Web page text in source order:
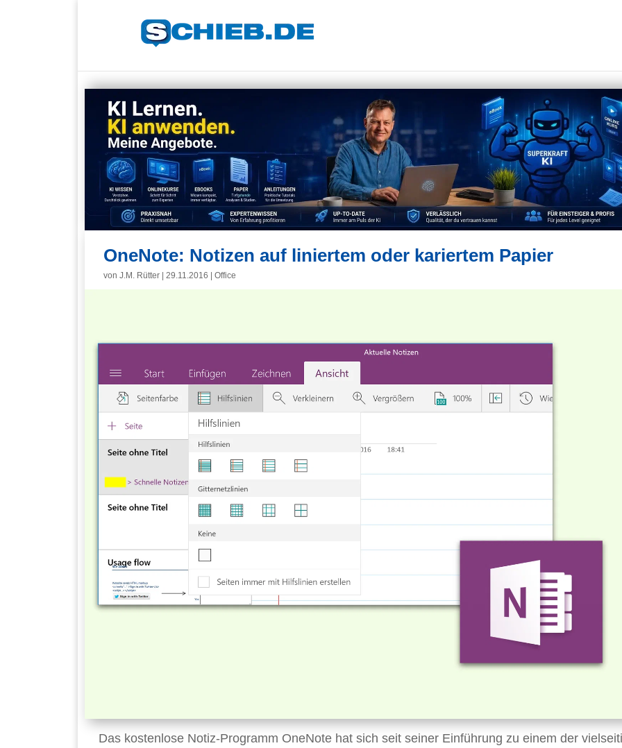
OneNote: Notizen auf liniertem oder kariertem Papier
von J.M. Rütter 29.11.2016 Office
Das kostenlose Notiz-Programm OneNote hat sich seit seiner Einführung zu einem der